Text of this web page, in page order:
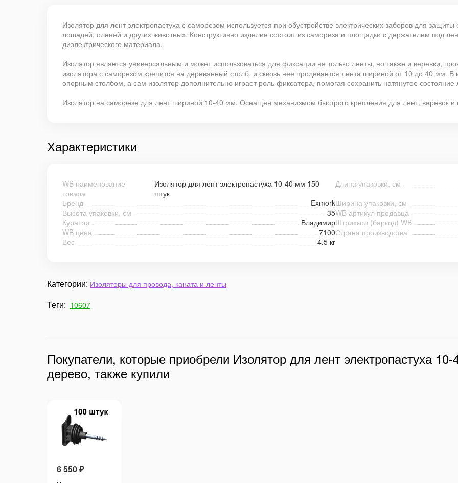
Изолятор для лент электропастуха с саморезом используется при обустройстве электрических заборов для
лошадей, оленей и других животных. Конструктивно изделие состоит из самореза и площадки с держателем под
диэлектрического материала.
Изолятор является универсальным и может использоваться для фиксации не только ленты, но также и веревки,
изолятора с саморезом крепится на деревянный столб, и сквозь нее продевается лента шириной от 10 до 40 мм. В
опорным столбом, а сам изолятор дополнительно играет роль фиксатора, помогая сохранить натянутое состояние
Изолятор на саморезе для лент шириной 10-40 мм. Оснащён механизмом быстрого крепления для лент, веревок и
Характеристики
WB наименование
товара
Изолятор для лент электропастуха 10-40 мм 150
штук
Длина упаковки, см
Бренд
ExmorkШирина упаковки, см
Высота упаковки, см
35WB артикул продавца
Куратор
ВладимирШтрихкод (баркод) WB
WB цена
7100Страна производства
Вес
4.5 кг
Категории: Изоляторы для провода, каната и ленты
Теги: 10607
Покупатели, которые приобрели Изолятор для лент электропастуха
дерево, также купили
6 550₽